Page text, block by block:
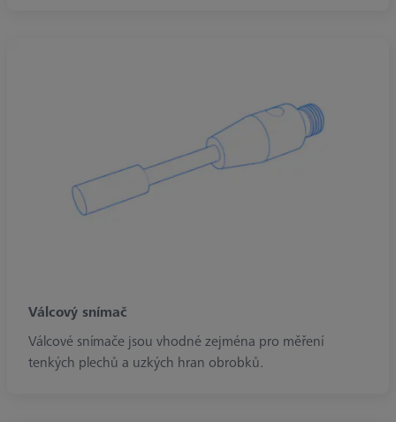
Válcový snímač
Válcové snímače jsou vhodné zejména pro měření
tenkých plechů a uzkých hran obrobků.